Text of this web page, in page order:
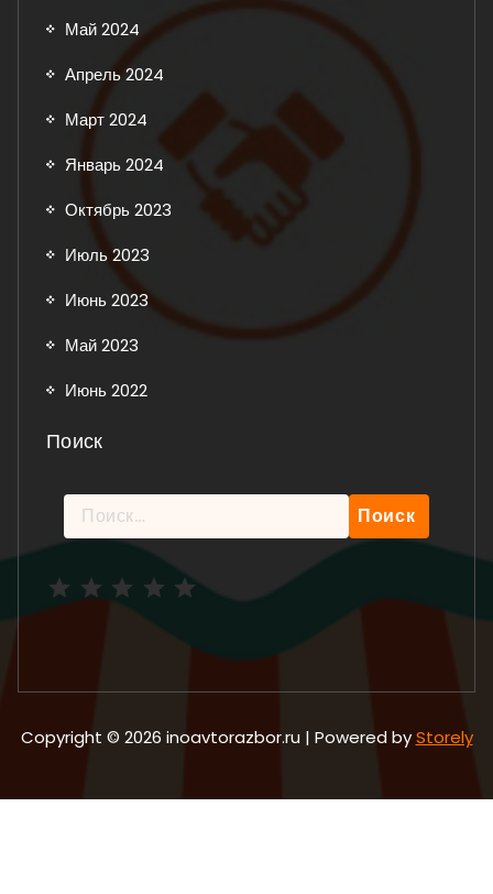
Май 2024
Апрель 2024
Март 2024
Январь 2024
Октябрь 2023
Июль 2023
Июнь 2023
Май 2023
Июнь 2022
Поиск
Найти:
Copyright © 2026 inoavtorazbor.ru | Powered byStorely